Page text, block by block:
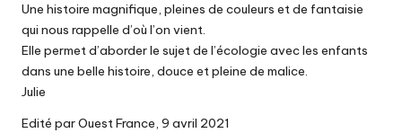
Une histoire magnifique, pleines de couleurs et de fantaisie
qui nous rappelle d’où l’on vient.
Elle permet d’aborder le sujet de l’écologie avec les enfants
dans une belle histoire, douce et pleine de malice.
Julie
Edité par Ouest France, 9 avril 2021